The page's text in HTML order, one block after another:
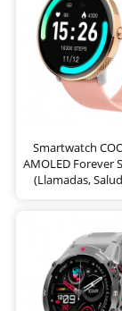
Smartwatch
AMOLED Forever
(Llamadas,